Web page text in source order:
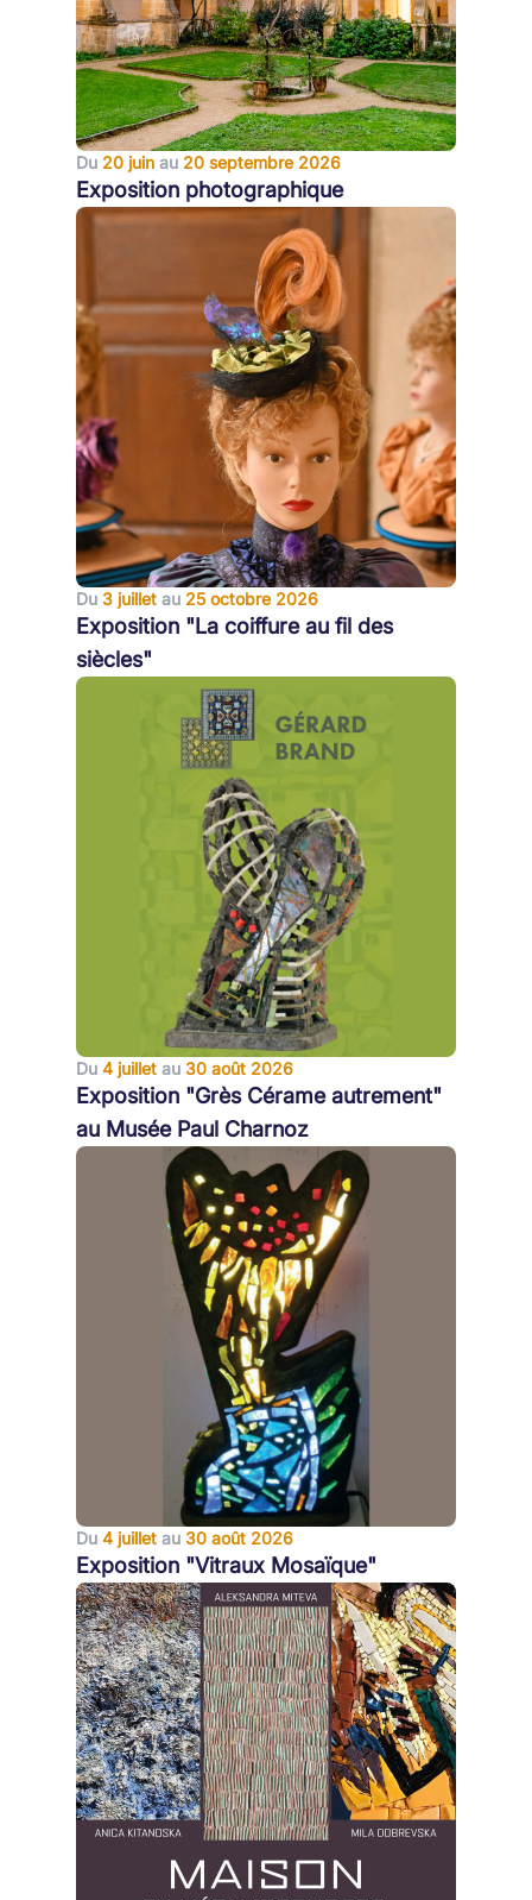
Du 20 juin au 20 septembre 2026
Exposition photographique
Du 3 juillet au 25 octobre 2026
Exposition "La coiffure au fil des
siècles"
Du 4 juillet au 30 août 2026
Exposition "Grès Cérame autrement"
au Musée Paul Charnoz
Du 4 juillet au 30 août 2026
Exposition "Vitraux Mosaïque"